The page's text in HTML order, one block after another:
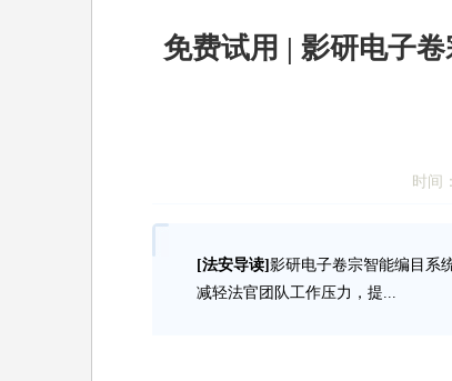
免费试用 | 影研电子
时间
[法安导读] 影研电子卷宗智能编目系
减轻法官团队工作压力，提...